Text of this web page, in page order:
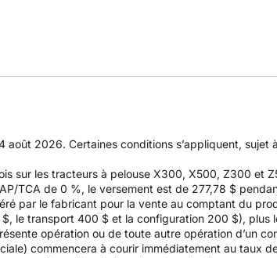
2026. Certaines conditions s’appliquent,
sur les tracteurs à pelouse X300, X500, Z300 et
TCA de 0 %, le versement est de 277,78 $
par le fabricant pour la vente au comptant du
le transport 400 $ et la configuration 200 $), plus
opération ou de toute autre opération d’un
commencera à courir immédiatement au taux